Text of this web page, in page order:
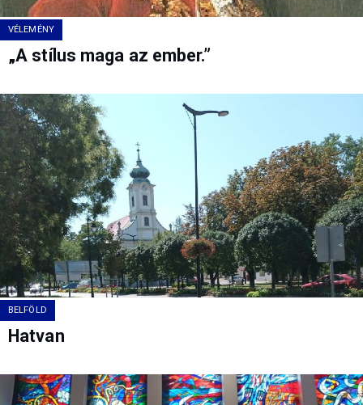
VÉLEMÉNY
„A stílus maga az ember.”
BELFÖLD
Hatvan